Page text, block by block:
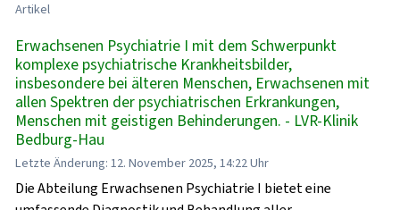
Artikel
Erwachsenen Psychiatrie I mit dem Schwerpunkt
komplexe psychiatrische Krankheitsbilder,
insbesondere bei älteren Menschen, Erwachsenen mit
allen Spektren der psychiatrischen Erkrankungen,
Menschen mit geistigen Behinderungen. - LVR-Klinik
Bedburg-Hau
Letzte Änderung: 12. November 2025, 14:22 Uhr
Die Abteilung Erwachsenen Psychiatrie I bietet eine